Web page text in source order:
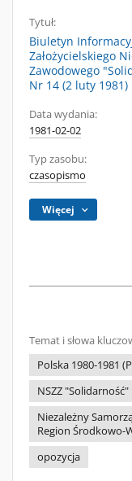
Tytuł:
Biuletyn
Założycielskiego
Zawodowego
Nr 14 (2 luty 1981)
Data wydania:
1981-02-02
Typ zasobu:
czasopismo
Więcej
Temat i słowa
Polska 1980-1981
NSZZ "Solidarność"
Niezależny
Region Środkowo-
opozycja